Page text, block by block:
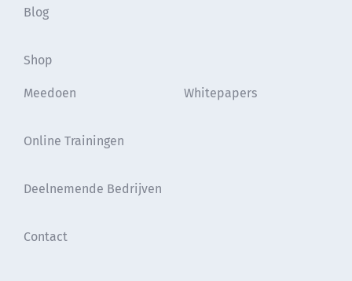
Blog
Shop
Meedoen Whitepapers
Online Trainingen
Deelnemende Bedrijven
Contact